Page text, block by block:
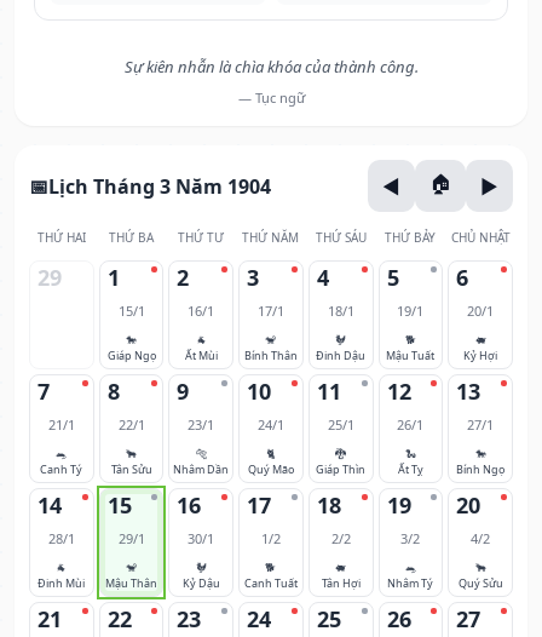
Sự kiên nhẫn là chìa khóa của thành công.
— Tục ngữ
Lịch Tháng 3 Năm 1904
THỨ HAI THỨ BA THỨ TƯ THỨ NĂM THỨ SÁU THỨ BẢY CHỦ NHẬT
29 1
15/1
🐎
Giáp Ngọ
2
16/1
🐐
Ất Mùi
3
17/1
🐒
Bính Thân
4
18/1
🐓
Đinh Dậu
5
19/1
🐕
Mậu Tuất
6
20/1
🐖
Kỷ Hợi
7
21/1
🐀
Canh Tý
8
22/1
🐂
Tân Sửu
9
23/1
🐅
Nhâm Dần
10
24/1
🐈
Quý Mão
11
25/1
🐉
Giáp Thìn
12
26/1
🐍
Ất Tỵ
13
27/1
🐎
Bính Ngọ
14
28/1
🐐
Đinh Mùi
15
29/1
🐒
Mậu Thân
16
30/1
🐓
Kỷ Dậu
17
1/2
🐕
Canh Tuất
18
2/2
🐖
Tân Hợi
19
3/2
🐀
Nhâm Tý
20
4/2
🐂
Quý Sửu
21 22 23 24 25 26 27